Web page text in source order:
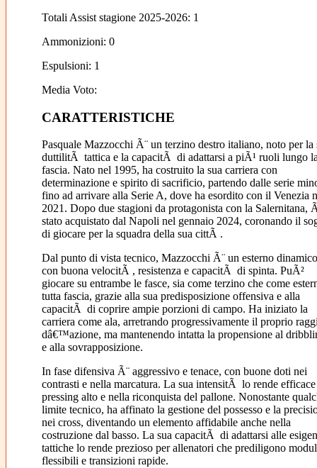
Totali Assist stagione 2025-2026: 1
Ammonizioni: 0
Espulsioni: 1
Media Voto:
CARATTERISTICHE
Pasquale Mazzocchi Ã¨ un terzino destro italiano, noto per la
duttilitÃ tattica e la capacitÃ di adattarsi a piÃ¹ ruoli lungo
fascia. Nato nel 1995, ha costruito la sua carriera con
determinazione e spirito di sacrificio, partendo dalle serie
fino ad arrivare alla Serie A, dove ha esordito con il Venezia
2021. Dopo due stagioni da protagonista con la Salernitana,
stato acquistato dal Napoli nel gennaio 2024, coronando il
di giocare per la squadra della sua cittÃ .
Dal punto di vista tecnico, Mazzocchi Ã¨ un esterno
con buona velocitÃ , resistenza e capacitÃ di spinta. PuÃ²
giocare su entrambe le fasce, sia come terzino che come
tutta fascia, grazie alla sua predisposizione offensiva e alla
capacitÃ di coprire ampie porzioni di campo. Ha iniziato la
carriera come ala, arretrando progressivamente il proprio
dâ€™azione, ma mantenendo intatta la propensione al
e alla sovrapposizione.
In fase difensiva Ã¨ aggressivo e tenace, con buone doti nei
contrasti e nella marcatura. La sua intensitÃ lo rende
pressing alto e nella riconquista del pallone. Nonostante
limite tecnico, ha affinato la gestione del possesso e la
nei cross, diventando un elemento affidabile anche nella
costruzione dal basso. La sua capacitÃ di adattarsi alle
tattiche lo rende prezioso per allenatori che prediligono
flessibili e transizioni rapide.